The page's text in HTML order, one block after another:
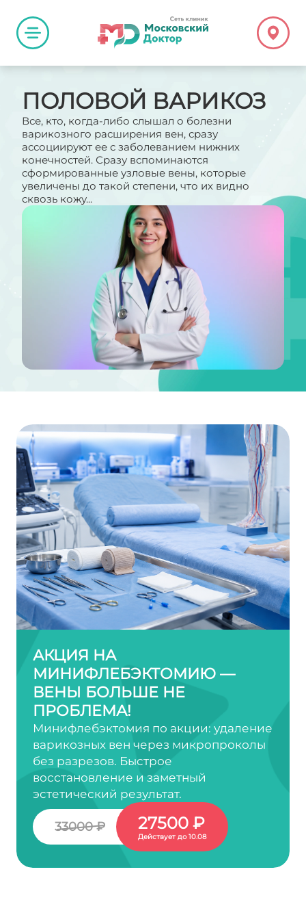
ПОЛОВОЙ ВАРИКОЗ
Все, кто, когда-либо слышал о болезни
варикозного расширения вен, сразу
ассоциируют ее с заболеванием нижних
конечностей. Сразу вспоминаются
сформированные узловые вены, которые
увеличены до такой степени, что их видно
сквозь кожу...
АКЦИЯ НА
МИНИФЛЕБЭКТОМИЮ —
ВЕНЫ БОЛЬШЕ НЕ
ПРОБЛЕМА!
Минифлебэктомия по акции: удаление
варикозных вен через микропроколы
без разрезов. Быстрое
восстановление и заметный
эстетический результат.
33000 ₽ 27500 ₽
Действует до 10.08